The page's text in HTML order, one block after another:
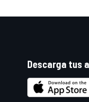
Descarga tus